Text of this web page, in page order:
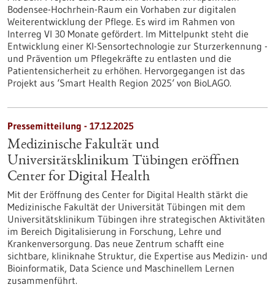
Bodensee-Hochrhein-Raum ein Vorhaben zur digitalen
Weiterentwicklung der Pflege. Es wird im Rahmen von
Interreg VI 30 Monate gefördert. Im Mittelpunkt steht die
Entwicklung einer KI-Sensortechnologie zur Sturzerkennung -
und Prävention um Pflegekräfte zu entlasten und die
Patientensicherheit zu erhöhen. Hervorgegangen ist das
Projekt aus ‘Smart Health Region 2025‘ von BioLAGO.
Pressemitteilung - 17.12.2025
Medizinische Fakultät und
Universitätsklinikum Tübingen eröffnen
Center for Digital Health
Mit der Eröffnung des Center for Digital Health stärkt die
Medizinische Fakultät der Universität Tübingen mit dem
Universitätsklinikum Tübingen ihre strategischen Aktivitäten
im Bereich Digitalisierung in Forschung, Lehre und
Krankenversorgung. Das neue Zentrum schafft eine
sichtbare, kliniknahe Struktur, die Expertise aus Medizin- und
Bioinformatik, Data Science und Maschinellem Lernen
zusammenführt.